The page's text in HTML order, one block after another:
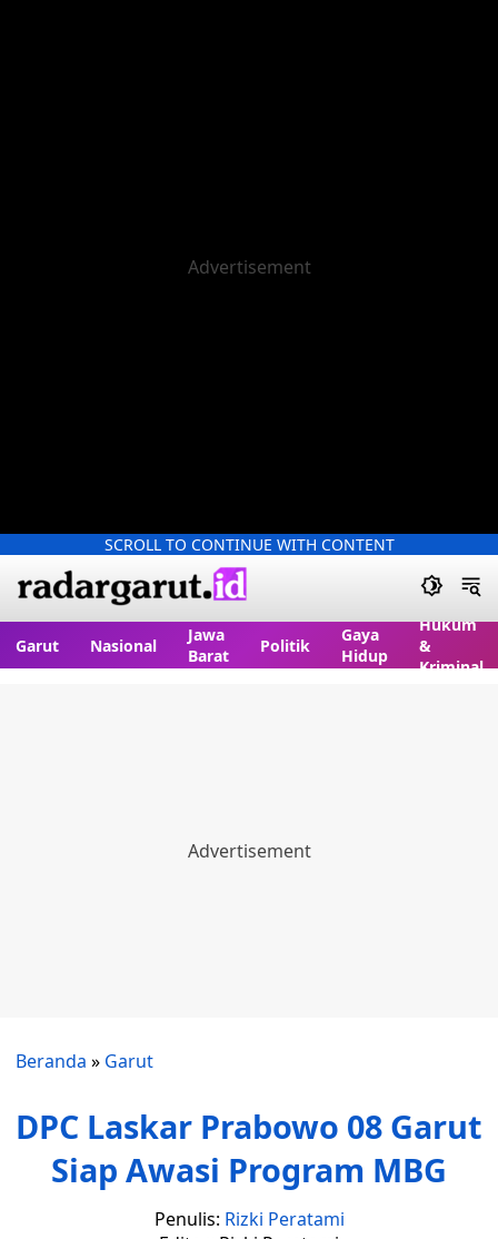
SCROLL TO CONTINUE WITH CONTENT
Garut Nasional
Jawa
Barat
Politik
Gaya
Hidup
Hukum
&
Kriminal
Beranda » Garut
DPC Laskar Prabowo 08 Garut
Siap Awasi Program MBG
Penulis: Rizki Peratami